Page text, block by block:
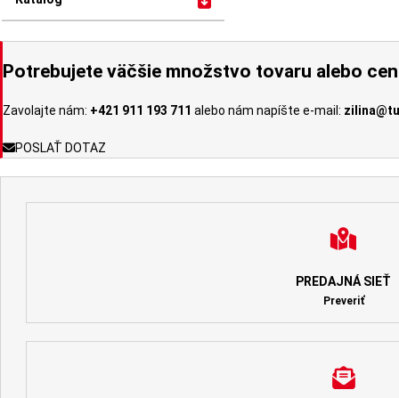
Potrebujete väčšie množstvo tovaru alebo
Zavolajte nám: +421 911 193 711 alebo nám napíšte e-mail:
POSLAŤ DOTAZ
PREDAJNÁ SIEŤ
Preveriť